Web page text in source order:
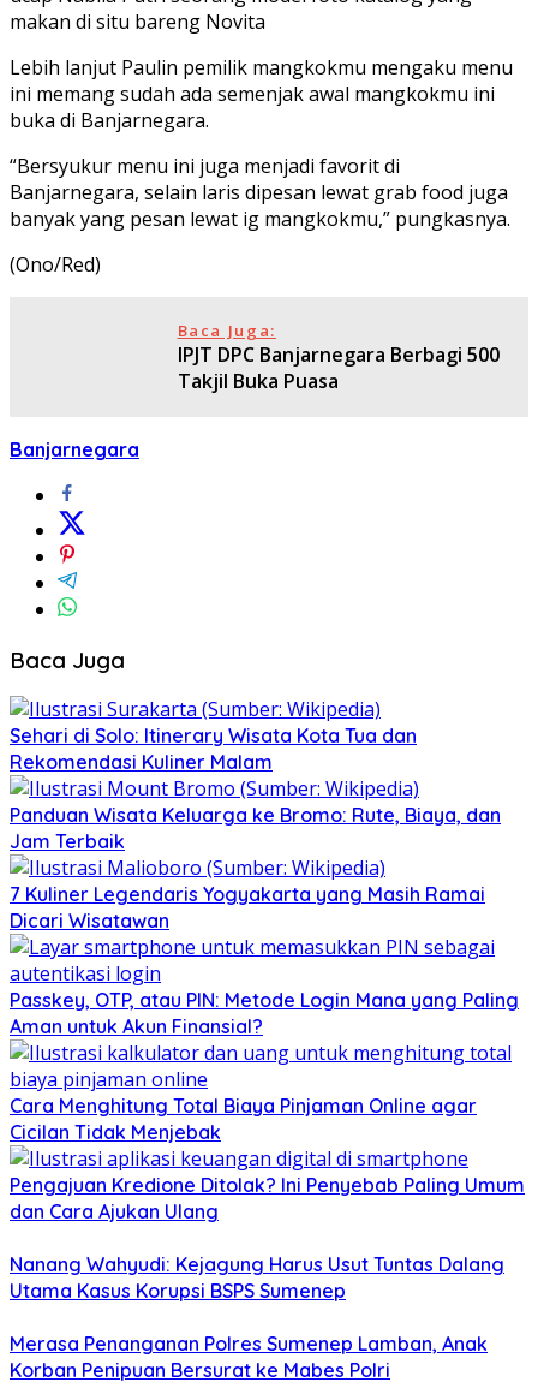
makan di situ bareng Novita
Lebih lanjut Paulin pemilik mangkokmu mengaku menu
ini memang sudah ada semenjak awal mangkokmu ini
buka di Banjarnegara.
“Bersyukur menu ini juga menjadi favorit di
Banjarnegara, selain laris dipesan lewat grab food juga
banyak yang pesan lewat ig mangkokmu,” pungkasnya.
(Ono/Red)
Baca Juga:
IPJT DPC Banjarnegara Berbagi 500
Takjil Buka Puasa
Banjarnegara
Baca Juga
Sehari di Solo: Itinerary Wisata Kota Tua dan
Rekomendasi Kuliner Malam
Panduan Wisata Keluarga ke Bromo: Rute, Biaya, dan
Jam Terbaik
7 Kuliner Legendaris Yogyakarta yang Masih Ramai
Dicari Wisatawan
Passkey, OTP, atau PIN: Metode Login Mana yang Paling
Aman untuk Akun Finansial?
Cara Menghitung Total Biaya Pinjaman Online agar
Cicilan Tidak Menjebak
Pengajuan Kredione Ditolak? Ini Penyebab Paling Umum
dan Cara Ajukan Ulang
Nanang Wahyudi: Kejagung Harus Usut Tuntas Dalang
Utama Kasus Korupsi BSPS Sumenep
Merasa Penanganan Polres Sumenep Lamban, Anak
Korban Penipuan Bersurat ke Mabes Polri